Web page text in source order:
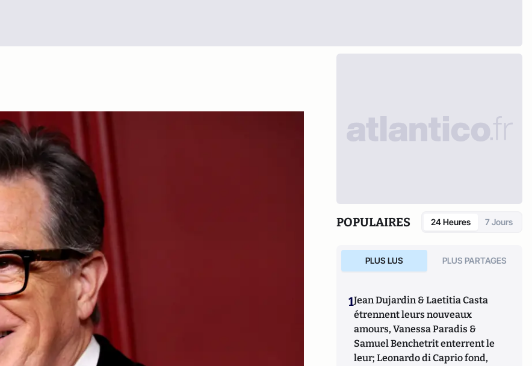
POPULAIRES 24 Heures 7 Jours
PLUS LUS PLUS PARTAGES
1Jean Dujardin & Laetitia Casta
étrennent leurs nouveaux
amours, Vanessa Paradis &
Samuel Benchetrit enterrent le
leur; Leonardo di Caprio fond,